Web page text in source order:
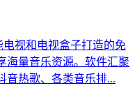
视和电视盒子打造的免
海量音乐资源。软件汇聚
音热歌、各类音乐排...